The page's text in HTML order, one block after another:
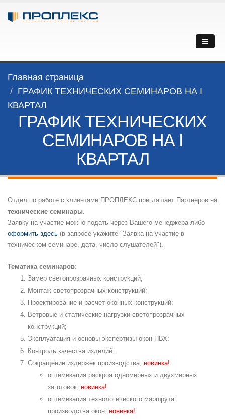
Главная страница
ГРАФИК ТЕХНИЧЕСКИХ СЕМИНАРОВ НА I
КВАРТАЛ
ГРАФИК ТЕХНИЧЕСКИХ
СЕМИНАРОВ НА I
КВАРТАЛ
Отдел по работе с клиентами ПРОПЛЕКС приглашает Партнеров на
технические семинары.
Заявку на участие можно подать через Вашего менеджера либо
оформить здесь (в запросе укажите "Заявка на участие в
техническом семинаре, дата, число слушателей").
Тематика семинаров:
Замер светопрозрачных конструкций;
Монтаж светопрозрачных конструкций;
Проектирование и расчет оконных конструкций;
Ветровые и статические нагрузки светопрозрачных
конструкций;
Эксплуатация и основы экспертизы окон ПВХ;
Контроль качества изделий;
Сокращение издержек производства; новинка!
оптимизация раскроя одномерных и двухмерных
заготовок; новинка!
оптимизация технологического маршрута
производства окон; новинка!